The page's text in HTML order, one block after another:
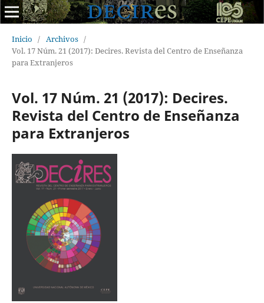
Inicio / Archivos /
Vol. 17 Núm. 21 (2017): Decires. Revista del Centro de Enseñanza
para Extranjeros
Vol. 17 Núm. 21 (2017): Decires.
Revista del Centro de Enseñanza
para Extranjeros